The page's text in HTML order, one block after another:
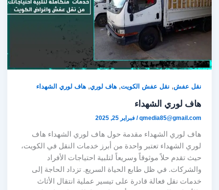
نقل عفش, نقل عفش الكويت,هاف لوري,هاف لوري الشهداء
هاف لوري الشهداء
qmedia85@gmail.com
/فبراير 25, 2025
هاف لوري الشهداء مقدمة حول هاف لوري الشهداء هاف
لوري الشهداء تعتبر واحدة من أبرز خدمات النقل في الكويت،
حيث تقدم حلاً موثوقاً وسريعاً لتلبية احتياجات الأفراد
والشركات. في ظل طابع الحياة السريع. تزداد الحاجة إلى
خدمات نقل فعالة قادرة على تيسير عملية انتقال الأثاث